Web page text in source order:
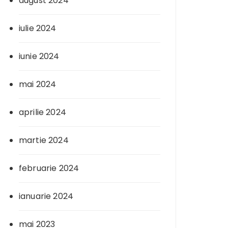
iulie 2024
iunie 2024
mai 2024
aprilie 2024
martie 2024
februarie 2024
ianuarie 2024
mai 2023